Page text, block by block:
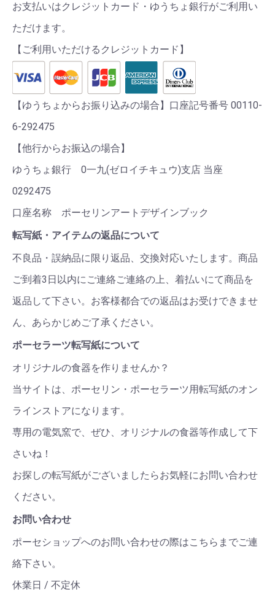
お支払いはクレジットカード・ゆうちょ銀行がご利用い
ただけます。
【ご利用いただけるクレジットカード】
【ゆうちょからお振り込みの場合】口座記号番号 00110-
6-292475
【他行からお振込の場合】
ゆうちょ銀行 0一九(ゼロイチキュウ)支店 当座
0292475
口座名称 ポーセリンアートデザインブック
転写紙・アイテムの返品について
不良品・誤納品に限り返品、交換対応いたします。商品
ご到着3日以内にご連絡ご連絡の上、着払いにて商品を
返品して下さい。お客様都合での返品はお受けできませ
ん、あらかじめご了承ください。
ポーセラーツ転写紙について
オリジナルの食器を作りませんか？
当サイトは、ポーセリン・ポーセラーツ用転写紙のオン
ラインストアになります。
専用の電気窯で、ぜひ、オリジナルの食器等作成して下
さいね！
お探しの転写紙がございましたらお気軽にお問い合わせ
ください。
お問い合わせ
ポーセショップへのお問い合わせの際はこちらまでご連
絡下さい。
休業日 / 不定休